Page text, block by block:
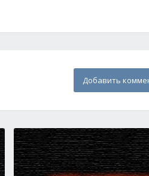
Добавить